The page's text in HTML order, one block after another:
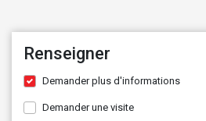
Renseigner
Demander plus d'informations
Demander une visite